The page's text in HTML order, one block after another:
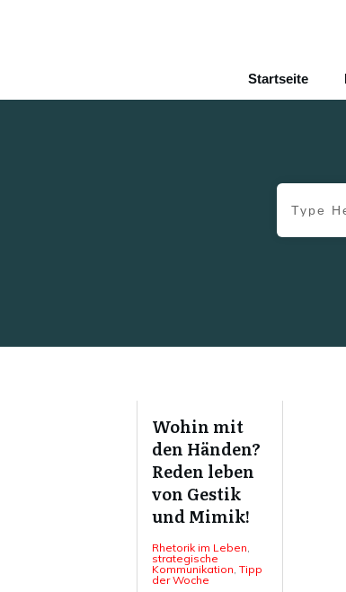
Startseite
Wohin mit
den Händen?
Reden leben
von Gestik
und Mimik!
Rhetorik im Leben,
strategische
Kommunikation, Tipp
der Woche